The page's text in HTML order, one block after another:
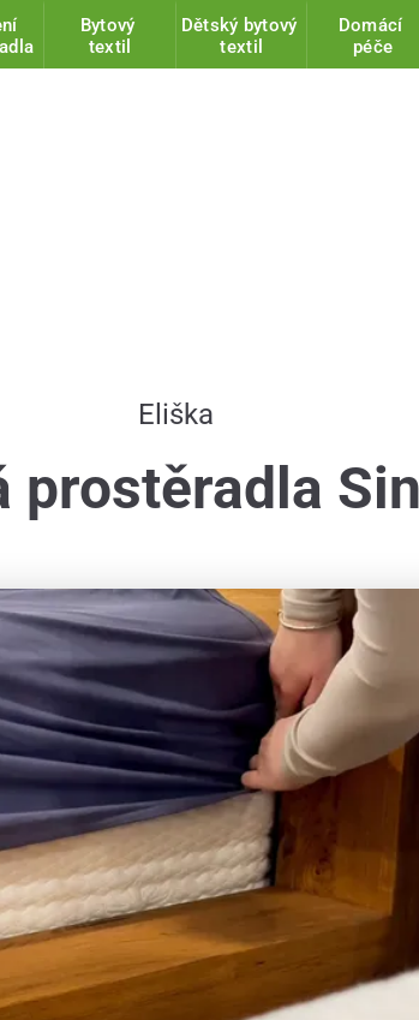
Bytový
textil
Dětský bytový
textil
Domácí
péče
Eliška
prostěradla